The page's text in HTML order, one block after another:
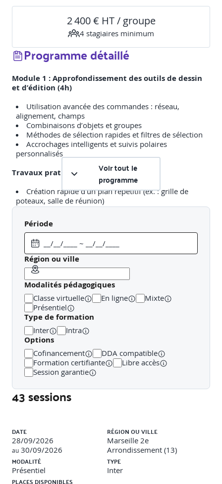
2 400 € HT / groupe
4 stagiaires minimum
Programme détaillé
Module 1 : Approfondissement des outils de dessin
et d’édition (4h)
Utilisation avancée des commandes : réseau,
alignement, champs
Combinaisons d’objets et groupes
Méthodes de sélection rapides et filtres de sélection
Accrochages intelligents et suivis polaires
personnalisés
Travaux pratiques
Création rapide d’un plan répétitif (ex. : grille de
poteaux, salle de réunion)
Utilisation des groupes pour la gestion modulaire
Module 2 : Création et gestion de blocs dynamiques
(5h)
Définition de blocs avec attributs
Création de blocs dynamiques paramétrables
(longueur, visibilité, rotation)
Extraction d’attributs pour nomenclatures
Outils de palettes de blocs et insertion normalisée
Travaux pratiques:
Création d’une bibliothèque de blocs dynamiques
personnalisés
Intégration dans un projet-type avec extraction
d’attributs vers Excel
(4h)
Attacher et lier des Xrefs : mode overlay vs
attachement
Réglage des chemins, calques, et visibilité des Xrefs
Gestion des fichiers sources, insertion dans le plan
Voir tout le
programme
Période
Région ou ville
Modalités pédagogiques
Classe virtuelle En ligne
Mixte
Présentiel
Type de formation
Inter Intra
Options
Cofinancement
DDA compatible
Formation certifiante
Libre accès
Session garantie
43 sessions
DATE
28/09/2026
au 30/09/2026
RÉGION OU VILLE
Marseille 2e
Arrondissement (13)
MODALITÉ
Présentiel
TYPE
Inter
PLACES DISPONIBLES